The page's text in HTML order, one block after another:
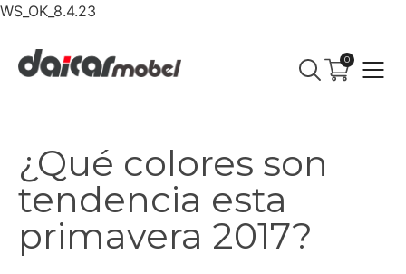
WS_OK_8.4.23
0
¿Qué colores son
tendencia esta
primavera 2017?